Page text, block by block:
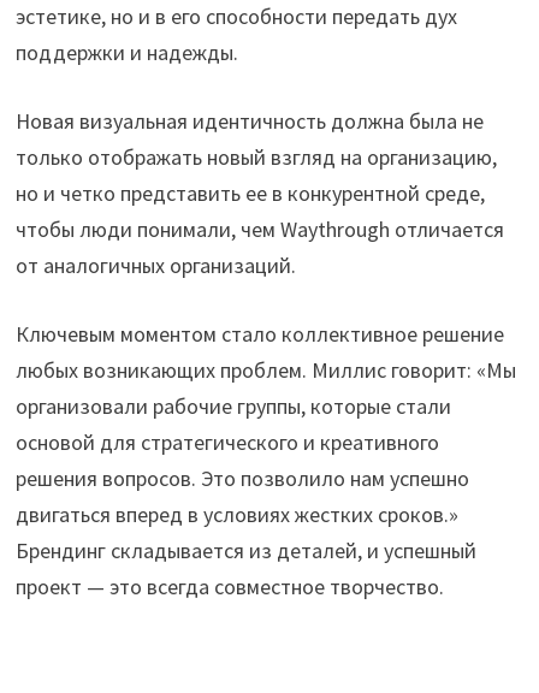
эстетике, но и в его способности передать дух
поддержки и надежды.
Новая визуальная идентичность должна была не
только отображать новый взгляд на организацию,
но и четко представить ее в конкурентной среде,
чтобы люди понимали, чем Waythrough отличается
от аналогичных организаций.
Ключевым моментом стало коллективное решение
любых возникающих проблем. Миллис говорит: «Мы
организовали рабочие группы, которые стали
основой для стратегического и креативного
решения вопросов. Это позволило нам успешно
двигаться вперед в условиях жестких сроков.»
Брендинг складывается из деталей, и успешный
проект — это всегда совместное творчество.